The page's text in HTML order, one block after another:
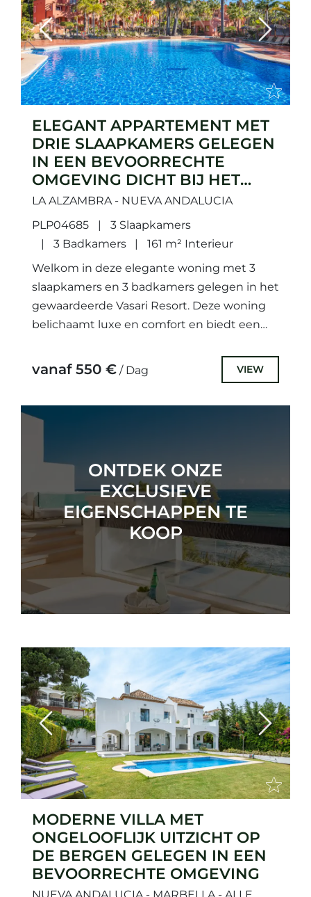
Previous Next
ELEGANT APPARTEMENT MET
DRIE SLAAPKAMERS GELEGEN
IN EEN BEVOORRECHTE
OMGEVING DICHT BIJ HET
STRAND
LA ALZAMBRA - NUEVA ANDALUCIA
PLP04685
3 Slaapkamers
3 Badkamers
161 m² Interieur
Welkom in deze elegante woning met 3
slaapkamers en 3 badkamers gelegen in het
gewaardeerde Vasari Resort. Deze woning
belichaamt luxe en comfort en biedt een
vanaf 550 € / Dag VIEW
ONTDEK ONZE
EXCLUSIEVE
EIGENSCHAPPEN TE
KOOP
Previous Next
MODERNE VILLA MET
ONGELOOFLIJK UITZICHT OP
DE BERGEN GELEGEN IN EEN
BEVOORRECHTE OMGEVING